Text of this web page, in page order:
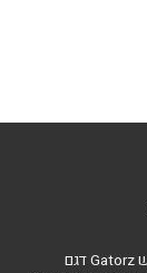
משקפי שמש Gatorz דגם